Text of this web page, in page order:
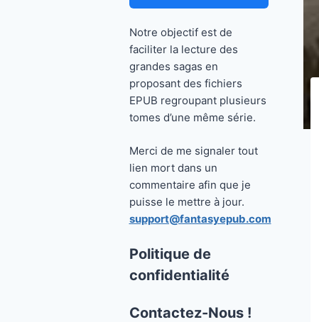
Notre objectif est de
faciliter la lecture des
grandes sagas en
proposant des fichiers
EPUB regroupant plusieurs
tomes d’une même série.
Merci de me signaler tout
lien mort dans un
commentaire afin que je
puisse le mettre à jour.
support@fantasyepub.com
Politique de
confidentialité
Contactez-Nous !